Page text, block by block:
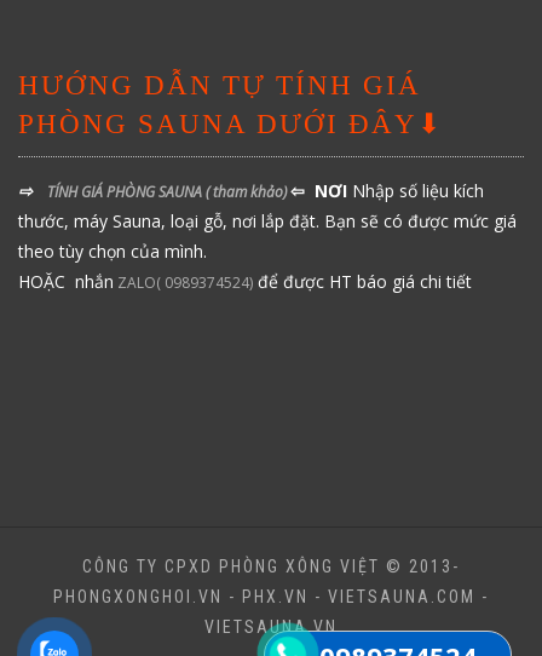
HƯỚNG DẪN TỰ TÍNH GIÁ
PHÒNG SAUNA DƯỚI ĐÂY⬇
⇨ TÍNH GIÁ PHÒNG SAUNA( tham khảo)⇦ NƠI Nhập số liệu kích
thước, máy Sauna, loại gỗ, nơi lắp đặt. Bạn sẽ có được mức giá
theo tùy chọn của mình.
HOẶC nhắn ZALO( 0989374524) để được HT báo giá chi tiết
CÔNG TY CPXD PHÒNG XÔNG VIỆT © 2013-
PHONGXONGHOI.VN - PHX.VN - VIETSAUNA.COM -
VIETSAUNA.VN